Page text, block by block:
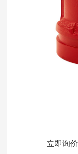
立即询价